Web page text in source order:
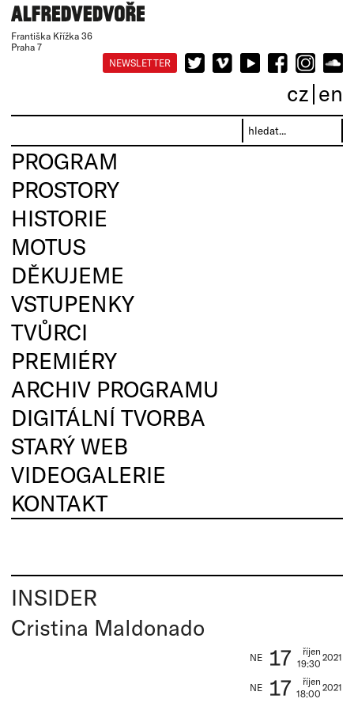
Františka Křížka 36
Praha 7
NEWSLETTER
cz en
PROGRAM
PROSTORY
HISTORIE
MOTUS
DĚKUJEME
VSTUPENKY
TVŮRCI
PREMIÉRY
ARCHIV PROGRAMU
DIGITÁLNÍ TVORBA
STARÝ WEB
VIDEOGALERIE
KONTAKT
INSIDER
Cristina Maldonado
NE 17
říjen
19:30
2021
NE 17
říjen
18:00
2021